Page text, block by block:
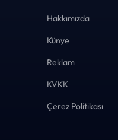
Hakkımızda
Künye
Reklam
KVKK
Çerez Politikası